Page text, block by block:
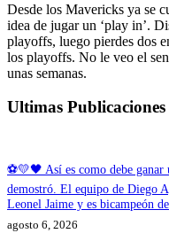
Desde los Mavericks ya se
idea de jugar un ‘play in’.
playoffs, luego pierdes dos
los playoffs. No le veo el
unas semanas.
Ultimas Publicaciones
⚽💛🖤 Así es como debe
demostró. El equipo de Diego
Leonel Jaime y es bicampeón
agosto 6, 2026